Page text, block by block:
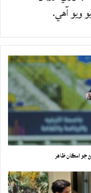
ويو آهي.
جو امڪان ظاهر